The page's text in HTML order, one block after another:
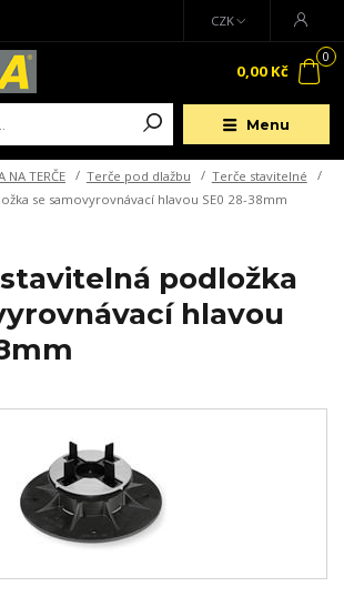
Menu
CZK
0
0,00 Kč
NA TERČE Terče pod dlažbu
Terče stavitelné
se samovyrovnávací hlavou SE0 28-38mm
podložka
hlavou